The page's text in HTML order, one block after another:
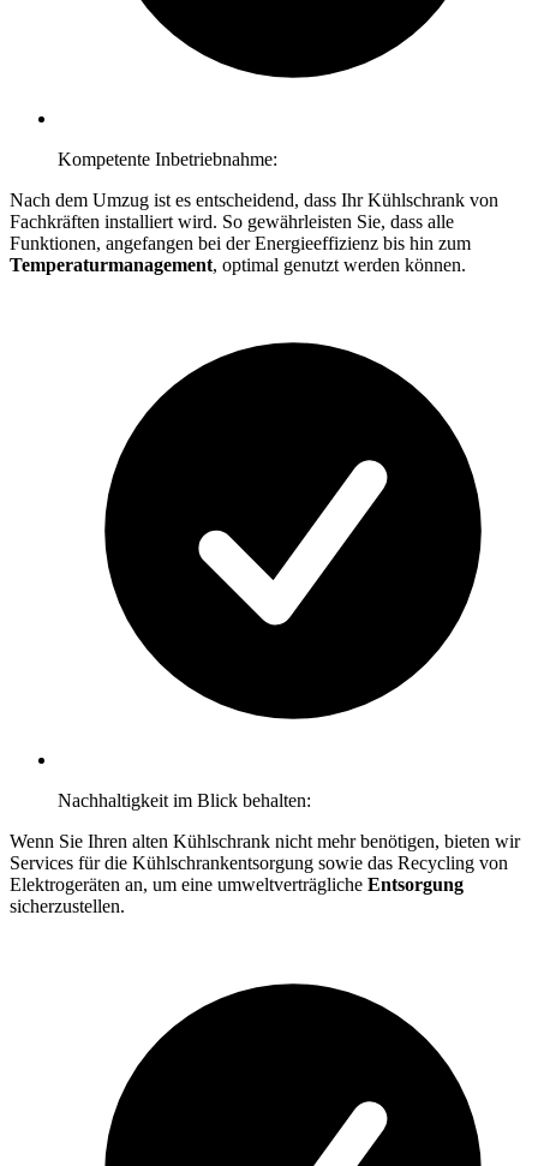
Kompetente Inbetriebnahme:
Nach dem Umzug ist es entscheidend, dass Ihr Kühlschrank von
Fachkräften installiert wird. So gewährleisten Sie, dass alle
Funktionen, angefangen bei der Energieeffizienz bis hin zum
Temperaturmanagement, optimal genutzt werden können.
Nachhaltigkeit im Blick behalten:
Wenn Sie Ihren alten Kühlschrank nicht mehr benötigen, bieten wir
Services für die Kühlschrankentsorgung sowie das Recycling von
Elektrogeräten an, um eine umweltverträgliche Entsorgung
sicherzustellen.